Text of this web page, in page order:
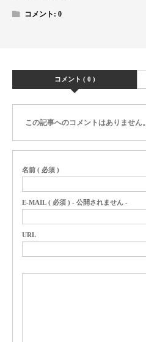
コメント: 0
コメント ( 0 )
この記事へのコメントはありません。
名前 ( 必須 )
E-MAIL ( 必須 ) - 公開されません -
URL